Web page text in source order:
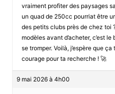
vraiment profiter des paysages
un quad de 250cc pourriat être
des petits clubs près de chez toi
modèles avant d’acheter, c’est
se tromper. Voilà, j’espère que
courage pour ta recherche ! 🚀
9 mai 2026 à 4h00